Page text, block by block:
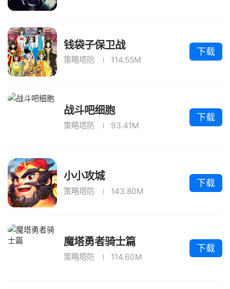
钱袋子保卫战
策略塔防 114.55M
下载
战斗吧细胞
策略塔防 93.41M
下载
小小攻城
策略塔防 143.80M
下载
魔塔勇者骑士篇
策略塔防 114.60M
下载